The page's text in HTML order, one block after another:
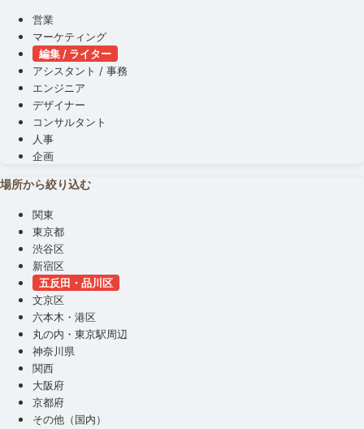
営業
マーケティング
編集 / ライター
アシスタント / 事務
エンジニア
デザイナー
コンサルタント
人事
企画
場所から絞り込む
関東
東京都
渋谷区
新宿区
五反田・品川区
文京区
六本木・港区
丸の内・東京駅周辺
神奈川県
関西
大阪府
京都府
その他（国内）